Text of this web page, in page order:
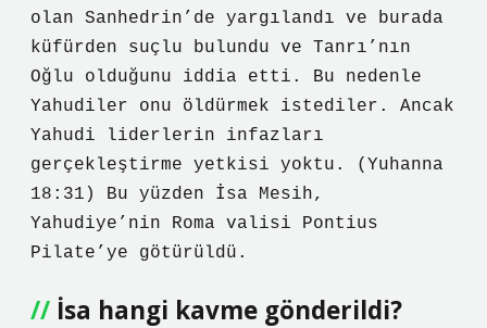
olan Sanhedrin’de yargılandı ve burada
küfürden suçlu bulundu ve Tanrı’nın
Oğlu olduğunu iddia etti. Bu nedenle
Yahudiler onu öldürmek istediler. Ancak
Yahudi liderlerin infazları
gerçekleştirme yetkisi yoktu. (Yuhanna
18:31) Bu yüzden İsa Mesih,
Yahudiye’nin Roma valisi Pontius
Pilate’ye götürüldü.
İsa hangi kavme gönderildi?